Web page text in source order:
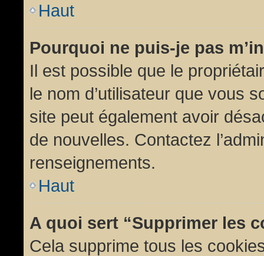
Haut
Pourquoi ne puis-je pas
Il est possible que le
le nom d’utilisateur que vous
site peut également avoir
de nouvelles. Contactez
renseignements.
Haut
A quoi sert “Supprimer les
Cela supprime tous les